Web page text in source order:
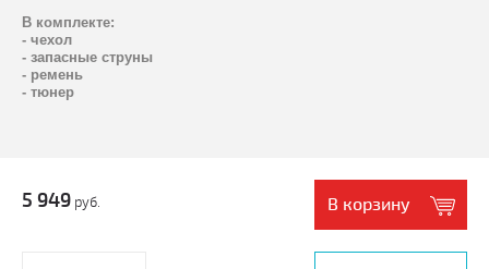
В комплекте:
- чехол
- запасные струны
- ремень
- тюнер
5 949 руб. В корзину